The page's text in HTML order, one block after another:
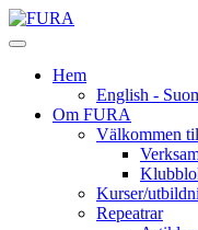
Hem
English -
Om FURA
Välkommen
Kurser/
Repeatrar